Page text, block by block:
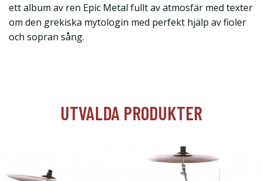
ett album av ren Epic Metal fullt av atmosfär med texter
om den grekiska mytologin med perfekt hjälp av fioler
och sopran sång.
UTVALDA PRODUKTER